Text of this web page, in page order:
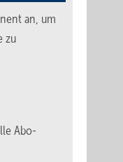
an, um
zu
Abo-